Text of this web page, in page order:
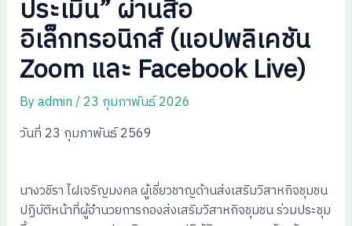
ประเมิน” ผ่านสื่อ
อิเล็กทรอนิกส์ (แอปพลิเคชัน
Zoom และ Facebook Live)
Byadmin/23 กุมภาพันธ์ 2026
วันที่ 23 กุมภาพันธ์ 2569
นางวชิรา ไฝเจริญมงคล ผู้เชี่ยวชาญด้านส่งเสริมวิสาหกิจชุมชน
ปฏิบัติหน้าที่ผู้อำนวยการกองส่งเสริมวิสาหกิจชุมชน ร่วมประชุม